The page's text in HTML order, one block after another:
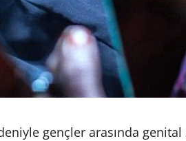
gençler arasında